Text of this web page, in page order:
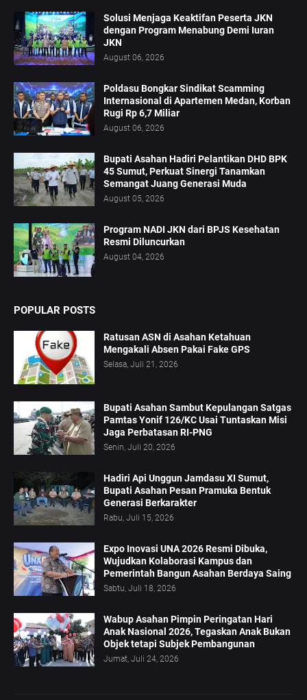
Solusi Menjaga Keaktifan Peserta JKN
dengan Program Menabung Demi Iuran
JKN
August 06, 2026
Poldasu Bongkar Sindikat Scamming
Internasional di Apartemen Medan, Korban
Rugi Rp 6,7 Miliar
August 06, 2026
Bupati Asahan Hadiri Pelantikan DHD BPK
45 Sumut, Perkuat Sinergi Tanamkan
Semangat Juang Generasi Muda
August 05, 2026
Program NADI JKN dari BPJS Kesehatan
Resmi Diluncurkan
August 04, 2026
POPULAR POSTS
Ratusan ASN di Asahan Ketahuan
Mengakali Absen Pakai Fake GPS
Selasa, Juli 21, 2026
Bupati Asahan Sambut Kepulangan Satgas
Pamtas Yonif 126/KC Usai Tuntaskan Misi
Jaga Perbatasan RI-PNG
Senin, Juli 20, 2026
Hadiri Api Unggun Jamdasu XI Sumut,
Bupati Asahan Pesan Pramuka Bentuk
Generasi Berkarakter
Rabu, Juli 15, 2026
Expo Inovasi UNA 2026 Resmi Dibuka,
Wujudkan Kolaborasi Kampus dan
Pemerintah Bangun Asahan Berdaya Saing
Sabtu, Juli 18, 2026
Wabup Asahan Pimpin Peringatan Hari
Anak Nasional 2026, Tegaskan Anak Bukan
Objek tetapi Subjek Pembangunan
Jumat, Juli 24, 2026